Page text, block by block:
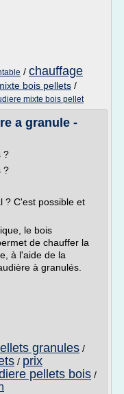
/ chauffage
bois pellets /
mixte bois pellet
a granule -
?
?
? C'est possible et
le bois
de chauffer la
à l'aide de la
à granulés.
granules /
/ prix
pellets bois /